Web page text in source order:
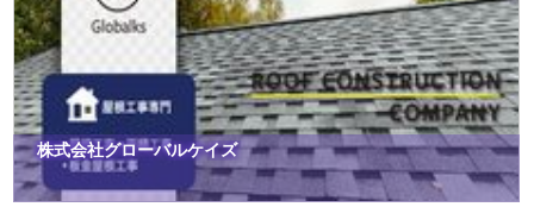
株式会社グローバルケイズ